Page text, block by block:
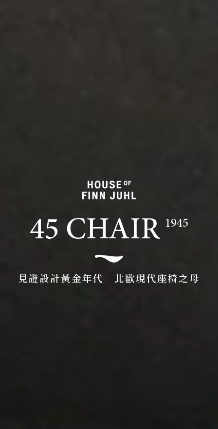
45 CHAIR 1945
見證設計黃金年代 北歐現代座椅之母